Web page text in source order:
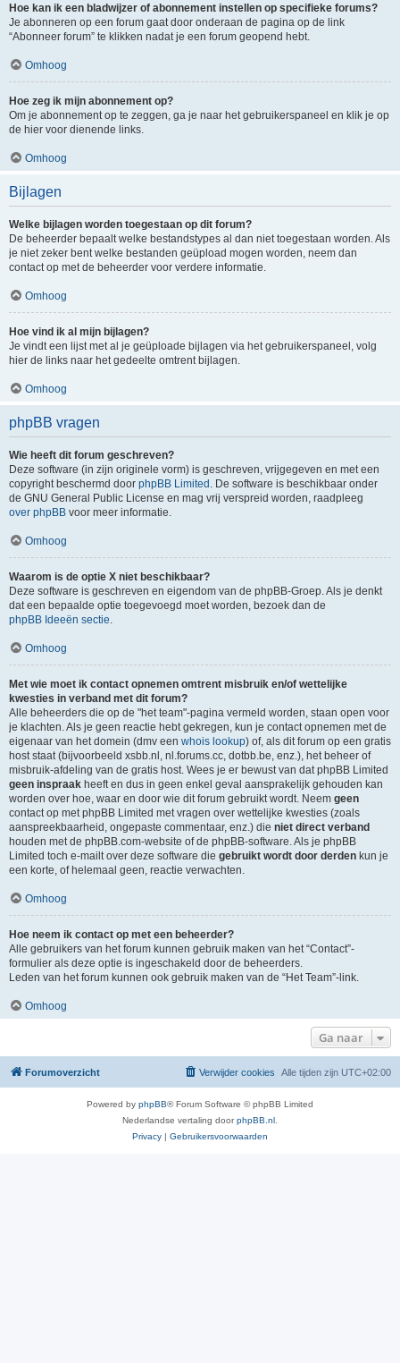
Hoe kan ik een bladwijzer of abonnement instellen op specifieke forums?
Je abonneren op een forum gaat door onderaan de pagina op de link
“Abonneer forum” te klikken nadat je een forum geopend hebt.
Omhoog
Hoe zeg ik mijn abonnement op?
Om je abonnement op te zeggen, ga je naar het gebruikerspaneel en klik je op
de hier voor dienende links.
Omhoog
Bijlagen
Welke bijlagen worden toegestaan op dit forum?
De beheerder bepaalt welke bestandstypes al dan niet toegestaan worden. Als
je niet zeker bent welke bestanden geüpload mogen worden, neem dan
contact op met de beheerder voor verdere informatie.
Omhoog
Hoe vind ik al mijn bijlagen?
Je vindt een lijst met al je geüploade bijlagen via het gebruikerspaneel, volg
hier de links naar het gedeelte omtrent bijlagen.
Omhoog
phpBB vragen
Wie heeft dit forum geschreven?
Deze software (in zijn originele vorm) is geschreven, vrijgegeven en met een
copyright beschermd door phpBB Limited . De software is beschikbaar onder
de GNU General Public License en mag vrij verspreid worden, raadpleeg
over phpBB voor meer informatie.
Omhoog
Waarom is de optie X niet beschikbaar?
Deze software is geschreven en eigendom van de phpBB-Groep. Als je denkt
dat een bepaalde optie toegevoegd moet worden, bezoek dan de
phpBB Ideeën sectie
Omhoog
Met wie moet ik contact opnemen omtrent misbruik en/of wettelijke
kwesties in verband met dit forum?
Alle beheerders die op de "het team"-pagina vermeld worden, staan open voor
je klachten. Als je geen reactie hebt gekregen, kun je contact opnemen met de
eigenaar van het domein (dmv een whois lookup) of, als dit forum op een gratis
host staat (bijvoorbeeld xsbb.nl, nl.forums.cc, dotbb.be, enz.), het beheer of
misbruik-afdeling van de gratis host. Wees je er bewust van dat phpBB Limited
geen inspraak heeft en dus in geen enkel geval aansprakelijk gehouden kan
worden over hoe, waar en door wie dit forum gebruikt wordt. Neem geen
contact op met phpBB Limited met vragen over wettelijke kwesties (zoals
aanspreekbaarheid, ongepaste commentaar, enz.) die niet direct verband
houden met de phpBB.com-website of de phpBB-software. Als je phpBB
Limited toch e-mailt over deze software die gebruikt wordt door derden kun je
een korte, of helemaal geen, reactie verwachten.
Omhoog
Hoe neem ik contact op met een beheerder?
Alle gebruikers van het forum kunnen gebruik maken van het “Contact”-
formulier als deze optie is ingeschakeld door de beheerders.
Leden van het forum kunnen ook gebruik maken van de “Het Team”-link.
Omhoog
Ga naar
Forumoverzicht Alle tijden zijn UTC+02:00
Verwijder cookies
Powered by phpBB® Forum Software © phpBB Limited
Nederlandse vertaling doorphpBB.nl
Privacy | Gebruikersvoorwaarden